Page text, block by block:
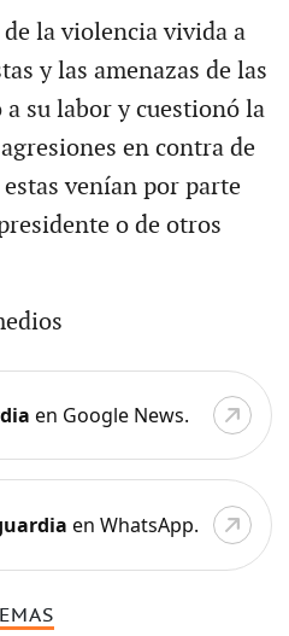
la violencia vivida a
y las amenazas de las
su labor y cuestionó la
en contra de
venían por parte
o de otros
en Google News.
en WhatsApp.